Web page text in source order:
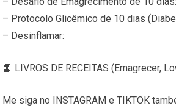
– Protocolo Glicêmico de 10 dias
– Desinflamar:
📙 LIVROS DE RECEITAS (Emagrecer,
Me siga no INSTAGRAM e TIKTOK